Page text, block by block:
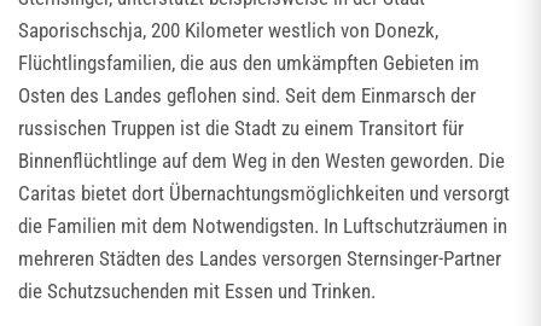
Saporischschja, 200 Kilometer westlich von Donezk,
Flüchtlingsfamilien, die aus den umkämpften Gebieten im
Osten des Landes geflohen sind. Seit dem Einmarsch der
russischen Truppen ist die Stadt zu einem Transitort für
Binnenflüchtlinge auf dem Weg in den Westen geworden. Die
Caritas bietet dort Übernachtungsmöglichkeiten und versorgt
die Familien mit dem Notwendigsten. In Luftschutzräumen in
mehreren Städten des Landes versorgen Sternsinger-Partner
die Schutzsuchenden mit Essen und Trinken.